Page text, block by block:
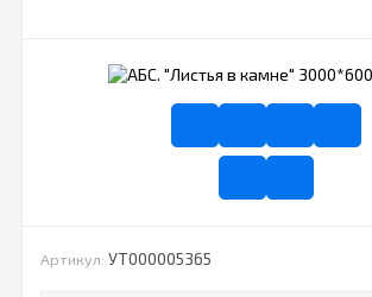
Артикул: УТ000005365